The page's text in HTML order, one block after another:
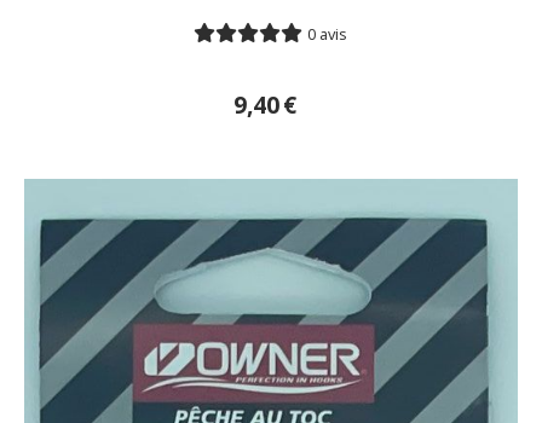
0 avis
9,40€